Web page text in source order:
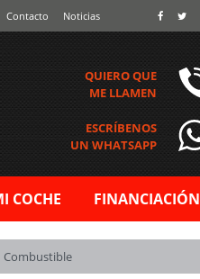
Contacto Noticias
QUIERO QUE
ME LLAMEN
ESCRÍBENOS
UN WHATSAPP
COCHE FINANCIACIÓN
Combustible